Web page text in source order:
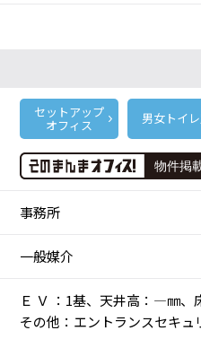
セットアップ
オフィス 男女トイ
事務所
一般媒介
Ｅ Ｖ ：1基、天井高：―㎜
その他：エントランスセキュ